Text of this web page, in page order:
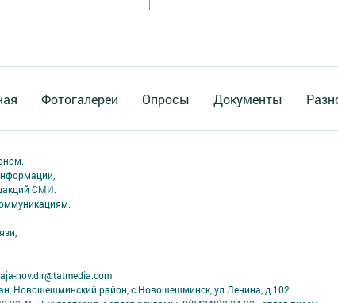
Фотогалереи Опросы Документы
СМИ.
nov.dir@tatmedia.com
Новошешминский район, с.Новошешминск, ул.Ленина, д.102.